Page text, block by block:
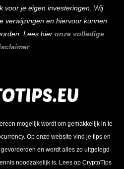
voor je eigen investeringen. Wij
verwijzingen en hiervoor kunnen
Lees hier onze volledige
.
mogelijk wordt om gemakkelijk in te
Op onze website vind je tips en
en wordt alles zo uitgelegd
noodzakelijk is. Lees op CryptoTips